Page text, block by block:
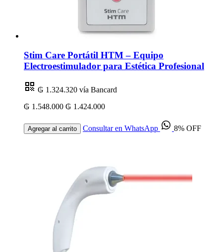
Stim Care Portátil HTM – Equipo
Electroestimulador para Estética Profesional
₲ 1.324.320 vía Bancard
₲ 1.548.000 ₲ 1.424.000
Agregar al carrito Consultar en WhatsApp 8% OFF